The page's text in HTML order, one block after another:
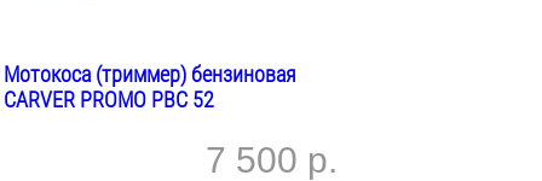
Мотокоса (триммер) бензиновая
CARVER PROMO PBC 52
7 500 р.